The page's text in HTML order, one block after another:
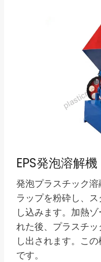
EPS発泡溶解機
発泡プラスチック
ラップを粉砕し、
し込みます。加熱
れた後、プラスチ
し出されます。こ
です。